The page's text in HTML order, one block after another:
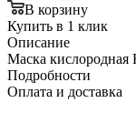
В корзину
Купить в 1 клик
Описание
Маска
Подробности
Оплата и доставка